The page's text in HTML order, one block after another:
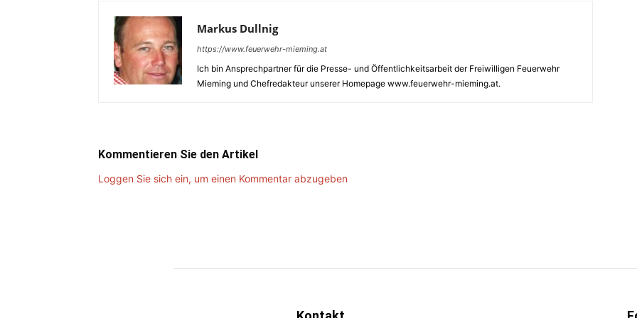
Markus Dullnig
https://www.feuerwehr-mieming.at
Ich bin Ansprechpartner für die Presse- und Öffentlichkeitsarbeit der Freiwilligen Feuerwehr
Mieming und Chefredakteur unserer Homepage www.feuerwehr-mieming.at.
Kommentieren Sie den Artikel
Loggen Sie sich ein, um einen Kommentar abzugeben